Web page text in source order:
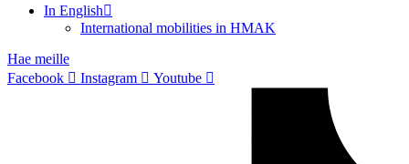
In English
International mobilities in HMAK
Hae meille
Facebook
Instagram Youtube